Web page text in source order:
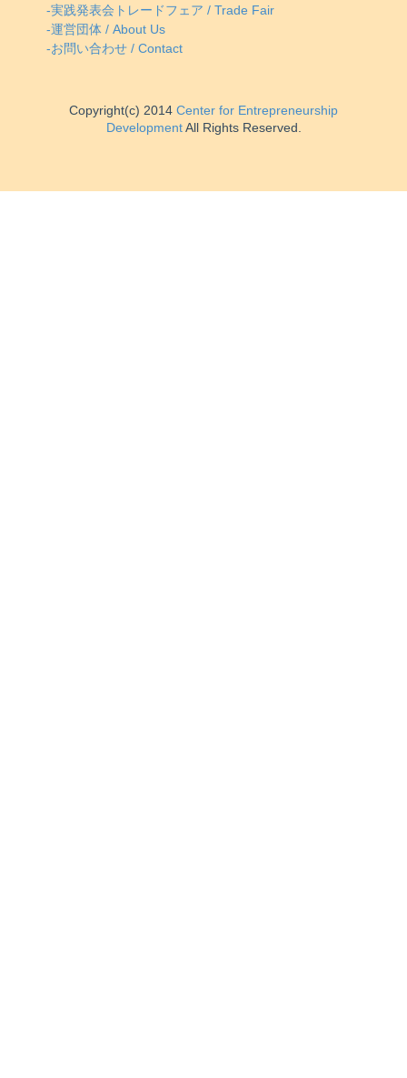
-実践発表会トレードフェア / Trade Fair
-運営団体 / About Us
-お問い合わせ / Contact
Copyright(c) 2014 Center for Entrepreneurship
DevelopmentAll Rights Reserved.